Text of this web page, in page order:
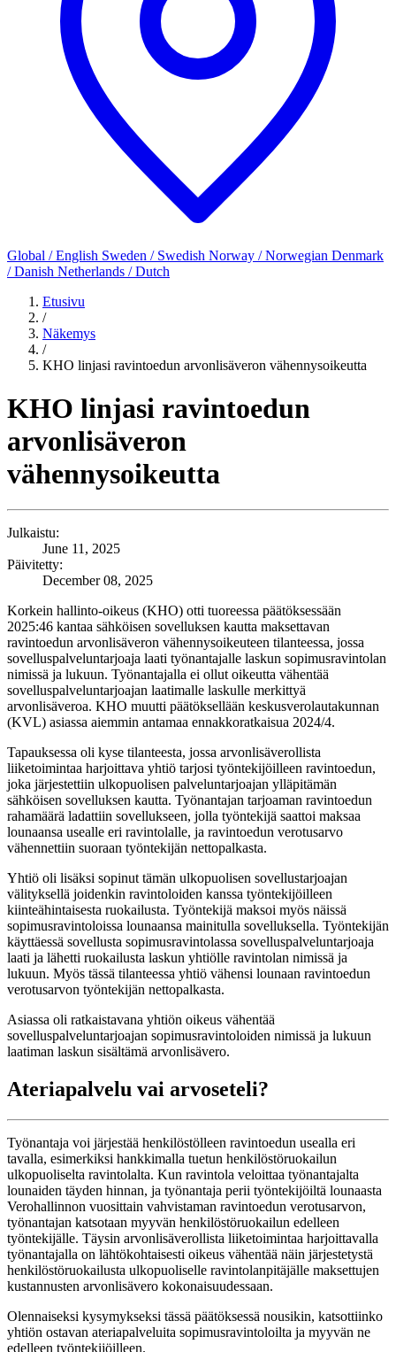
Global / English Sweden / Swedish Norway / Norwegian Denmark
/ Danish Netherlands / Dutch
Etusivu
/
Näkemys
/
KHO linjasi ravintoedun arvonlisäveron vähennysoikeutta
KHO linjasi ravintoedun
arvonlisäveron
vähennysoikeutta
Julkaistu:
June 11, 2025
Päivitetty:
December 08, 2025
Korkein hallinto-oikeus (KHO) otti tuoreessa päätöksessään
2025:46 kantaa sähköisen sovelluksen kautta maksettavan
ravintoedun arvonlisäveron vähennysoikeuteen tilanteessa, jossa
sovelluspalveluntarjoaja laati työnantajalle laskun sopimusravintolan
nimissä ja lukuun. Työnantajalla ei ollut oikeutta vähentää
sovelluspalveluntarjoajan laatimalle laskulle merkittyä
arvonlisäveroa. KHO muutti päätöksellään keskusverolautakunnan
(KVL) asiassa aiemmin antamaa ennakkoratkaisua 2024/4.
Tapauksessa oli kyse tilanteesta, jossa arvonlisäverollista
liiketoimintaa harjoittava yhtiö tarjosi työntekijöilleen ravintoedun,
joka järjestettiin ulkopuolisen palveluntarjoajan ylläpitämän
sähköisen sovelluksen kautta. Työnantajan tarjoaman ravintoedun
rahamäärä ladattiin sovellukseen, jolla työntekijä saattoi maksaa
lounaansa usealle eri ravintolalle, ja ravintoedun verotusarvo
vähennettiin suoraan työntekijän nettopalkasta.
Yhtiö oli lisäksi sopinut tämän ulkopuolisen sovellustarjoajan
välityksellä joidenkin ravintoloiden kanssa työntekijöilleen
kiinteähintaisesta ruokailusta. Työntekijä maksoi myös näissä
sopimusravintoloissa lounaansa mainitulla sovelluksella. Työntekijän
käyttäessä sovellusta sopimusravintolassa sovelluspalveluntarjoaja
laati ja lähetti ruokailusta laskun yhtiölle ravintolan nimissä ja
lukuun. Myös tässä tilanteessa yhtiö vähensi lounaan ravintoedun
verotusarvon työntekijän nettopalkasta.
Asiassa oli ratkaistavana yhtiön oikeus vähentää
sovelluspalveluntarjoajan sopimusravintoloiden nimissä ja lukuun
laatiman laskun sisältämä arvonlisävero.
Ateriapalvelu vai arvoseteli?
Työnantaja voi järjestää henkilöstölleen ravintoedun usealla eri
tavalla, esimerkiksi hankkimalla tuetun henkilöstöruokailun
ulkopuoliselta ravintolalta. Kun ravintola veloittaa työnantajalta
lounaiden täyden hinnan, ja työnantaja perii työntekijöiltä lounaasta
Verohallinnon vuosittain vahvistaman ravintoedun verotusarvon,
työnantajan katsotaan myyvän henkilöstöruokailun edelleen
työntekijälle. Täysin arvonlisäverollista liiketoimintaa harjoittavalla
työnantajalla on lähtökohtaisesti oikeus vähentää näin järjestetystä
henkilöstöruokailusta ulkopuoliselle ravintolanpitäjälle maksettujen
kustannusten arvonlisävero kokonaisuudessaan.
Olennaiseksi kysymykseksi tässä päätöksessä nousikin, katsottiinko
yhtiön ostavan ateriapalveluita sopimusravintoloilta ja myyvän ne
edelleen työntekijöilleen.